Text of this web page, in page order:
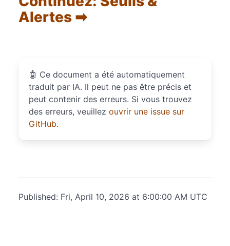
Alertes ➡
🤖 Ce document a été automatiquement
traduit par IA. Il peut ne pas être précis et
peut contenir des erreurs. Si vous trouvez
des erreurs, veuillez ouvrir une issue sur
GitHub.
Published: Fri, April 10, 2026 at 6:00:00 AM UTC